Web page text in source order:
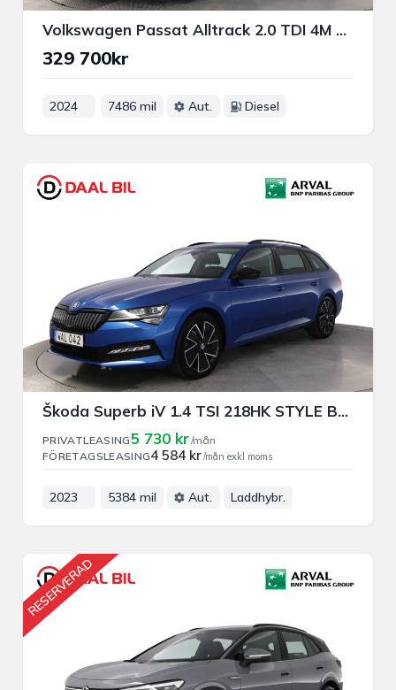
Volkswagen Passat Alltrack 2.0 TDI 4M 200HK DRAG P-VÄRM B-KAM NAVI 3-ZON APP-CON
329 700kr
2024 7486 mil Aut. Diesel
Škoda Superb iV 1.4 TSI 218HK STYLE BUSINESS PRIVAT/FÖRETAGSLEASING
PRIVATLEASING5 730 kr/mån
FÖRETAGSLEASING4 584 kr/mån exkl moms
2023 5384 mil Aut. Laddhybr.
RESERVERAD